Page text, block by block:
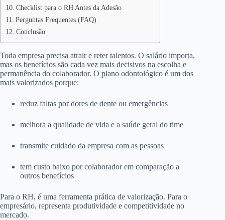
Checklist para o RH Antes da Adesão
Perguntas Frequentes (FAQ)
Conclusão
Toda empresa precisa atrair e reter talentos. O salário importa,
mas os benefícios são cada vez mais decisivos na escolha e
permanência do colaborador. O plano odontológico é um dos
mais valorizados porque:
reduz faltas por dores de dente ou emergências
melhora a qualidade de vida e a saúde geral do time
transmite cuidado da empresa com as pessoas
tem custo baixo por colaborador em comparação a
outros benefícios
Para o RH, é uma ferramenta prática de valorização. Para o
empresário, representa produtividade e competitividade no
mercado.